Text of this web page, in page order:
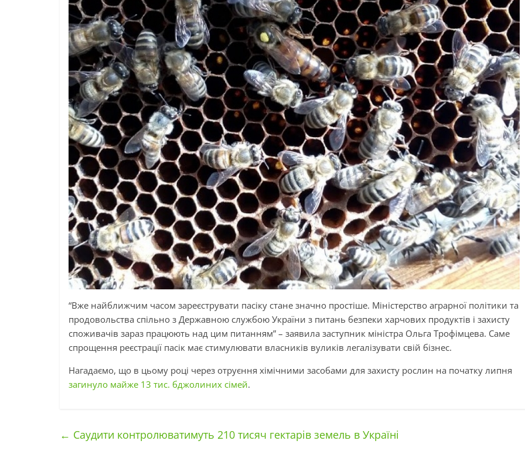
“Вже найближчим часом зареєструвати пасіку стане значно простіше. Міністерство аграрної політики та
продовольства спільно з Державною службою України з питань безпеки харчових продуктів і захисту
споживачів зараз працюють над цим питанням” – заявила заступник міністра Ольга Трофімцева. Саме
спрощення реєстрації пасік має стимулювати власників вуликів легалізувати свій бізнес.
Нагадаємо, що в цьому році через отруєння хімічними засобами для захисту рослин на початку липня
загинуло майже 13 тис. бджолиних сімей.
← Саудити контролюватимуть 210 тисяч гектарів земель в Україні